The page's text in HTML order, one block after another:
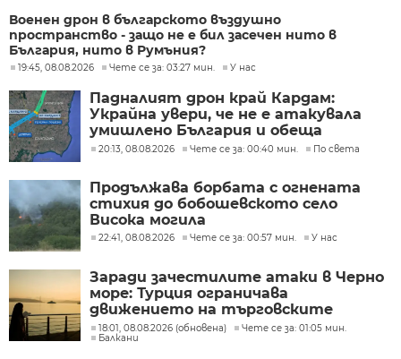
Военен дрон в българското въздушно
пространство - защо не е бил засечен нито в
България, нито в Румъния?
19:45, 08.08.2026 Чете се за: 03:27 мин. У нас
Падналият дрон край Кардам:
Украйна увери, че не е атакувала
умишлено България и обеща
разследване
20:13, 08.08.2026 Чете се за: 00:40 мин. По света
Продължава борбата с огнената
стихия до бобошевското село
Висока могила
22:41, 08.08.2026 Чете се за: 00:57 мин. У нас
Заради зачестилите атаки в Черно
море: Турция ограничава
движението на търговските
кораби
18:01, 08.08.2026 (обновена)
Чете се за: 01:05 мин.
Балкани